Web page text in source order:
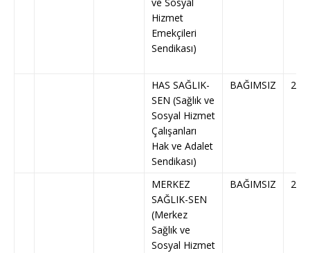
Hizmet
Emekçileri
Sendikası)
HAS SAĞLIK-
SEN (Sağlık ve
Sosyal Hizmet
Çalışanları
Hak ve Adalet
Sendikası)
BAĞIMSIZ 250
MERKEZ
SAĞLIK-SEN
(Merkez
Sağlık ve
Sosyal Hizmet
BAĞIMSIZ 254